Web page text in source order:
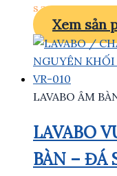
sao
Xem sản
LAVABO ÂM
LAVABO
BÀN – ĐÁ